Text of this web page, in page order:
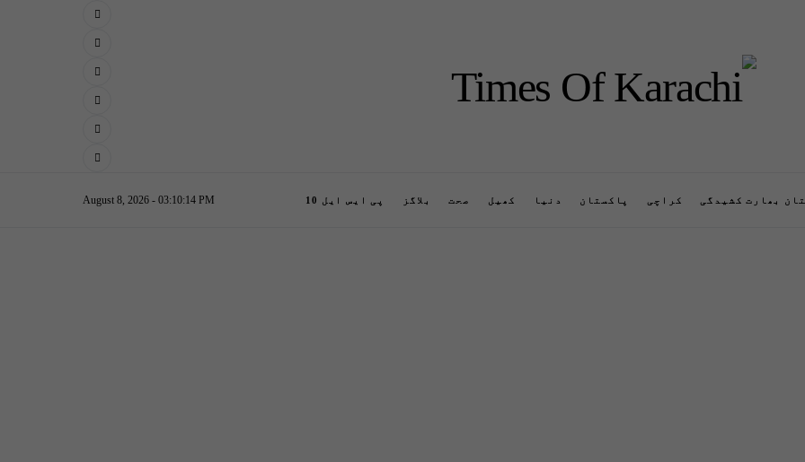
بھارت کشیدگی کراچی پاکستان دنیا کھیل صحت بلاگز پی ایس ایل 10 August 8, 2026 - 03:10:15 PM